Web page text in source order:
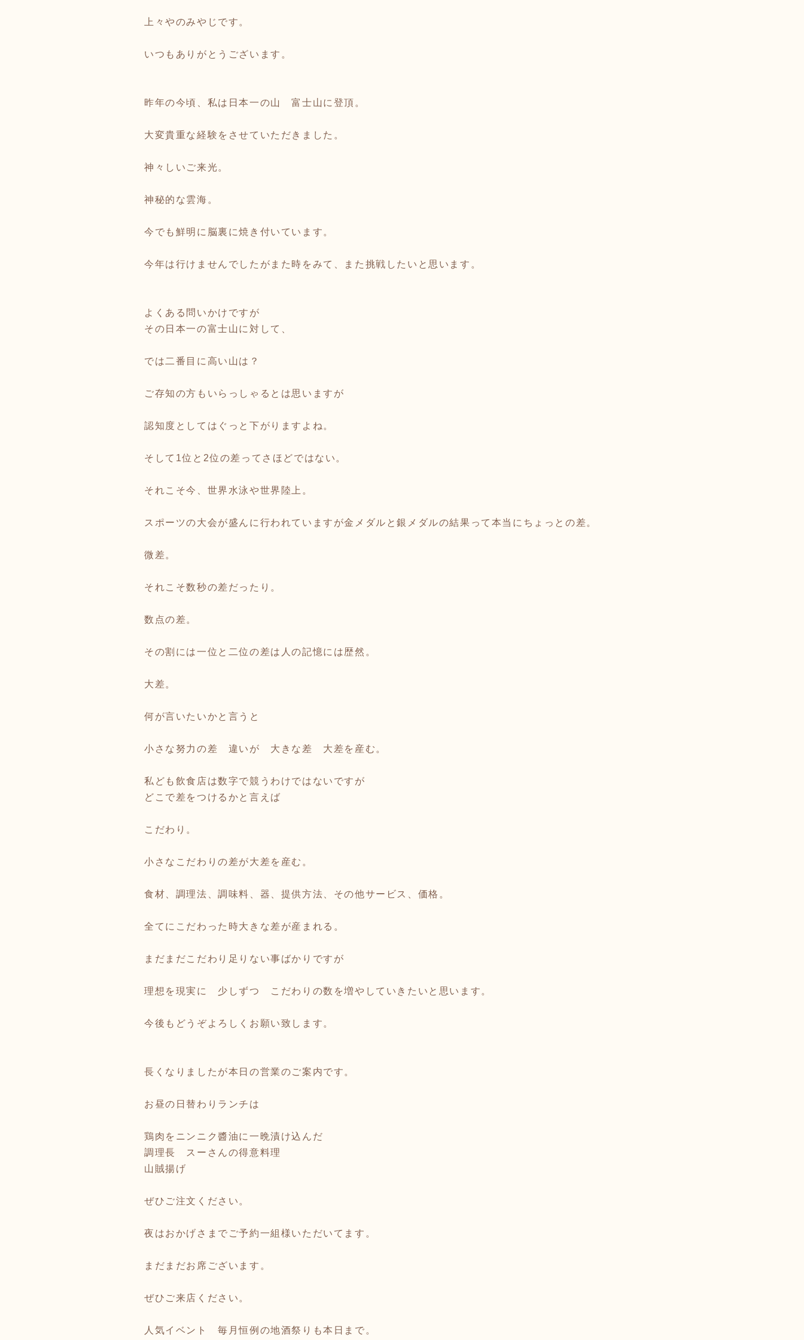
上々やのみやじです。
いつもありがとうございます。
昨年の今頃、私は日本一の山 富士山に登頂。
大変貴重な経験をさせていただきました。
神々しいご来光。
神秘的な雲海。
今でも鮮明に脳裏に焼き付いています。
今年は行けませんでしたがまた時をみて、また挑戦したいと思います。
よくある問いかけですが
その日本一の富士山に対して、
では二番目に高い山は？
ご存知の方もいらっしゃるとは思いますが
認知度としてはぐっと下がりますよね。
そして1位と2位の差ってさほどではない。
それこそ今、世界水泳や世界陸上。
スポーツの大会が盛んに行われていますが金メダルと銀メダルの結果って本当にちょっとの差。
微差。
それこそ数秒の差だったり。
数点の差。
その割には一位と二位の差は人の記憶には歴然。
大差。
何が言いたいかと言うと
小さな努力の差 違いが 大きな差 大差を産む。
私ども飲食店は数字で競うわけではないですが
どこで差をつけるかと言えば
こだわり。
小さなこだわりの差が大差を産む。
食材、調理法、調味料、器、提供方法、その他サービス、価格。
全てにこだわった時大きな差が産まれる。
まだまだこだわり足りない事ばかりですが
理想を現実に 少しずつ こだわりの数を増やしていきたいと思います。
今後もどうぞよろしくお願い致します。
長くなりましたが本日の営業のご案内です。
お昼の日替わりランチは
鶏肉をニンニク醬油に一晩漬け込んだ
調理長 スーさんの得意料理
山賊揚げ
ぜひご注文ください。
夜はおかげさまでご予約一組様いただいてます。
まだまだお席ございます。
ぜひご来店ください。
人気イベント 毎月恒例の地酒祭りも本日まで。